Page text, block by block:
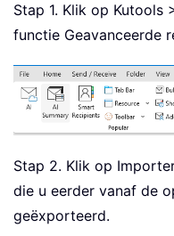
Stap 1. Klik op Kutools
functie Geavanceerde
Stap 2. Klik op
die u eerder vanaf de
geëxporteerd.